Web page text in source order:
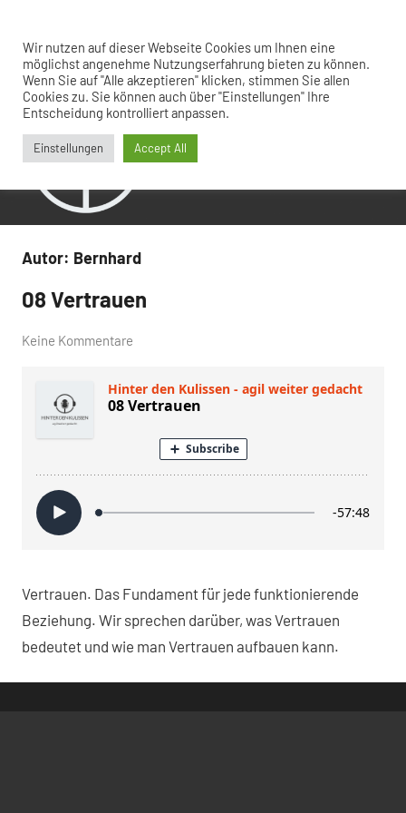
springen
Hinter
den
Kulissen
agil
weiter
gedacht
Autor: Bernhard
Allgemein
08 Vertrauen
von
30.
Keine Kommentare
Vertrauen. Das Fundament für jede funktionierende
Beziehung. Wir sprechen darüber, was Vertrauen
bedeutet und wie man Vertrauen aufbauen kann.
Wir nutzen auf dieser Webseite Cookies um Ihnen eine
möglichst angenehme Nutzungserfahrung bieten zu können.
Wenn Sie auf "Alle akzeptieren" klicken, stimmen Sie allen
Cookies zu. Sie können auch über "Einstellungen" Ihre
Entscheidung kontrolliert anpassen.
Einstellungen Accept All